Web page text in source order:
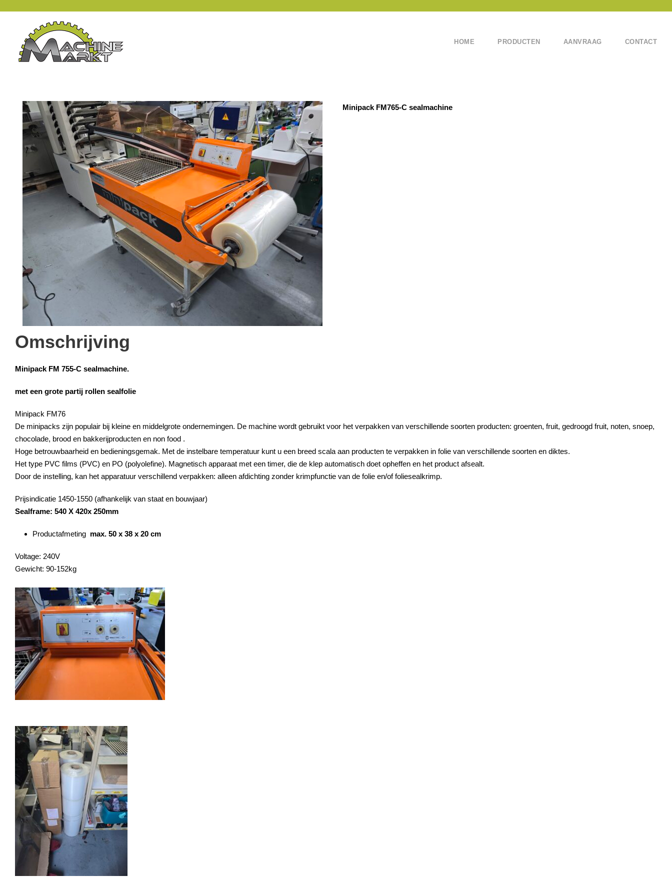
HOME PRODUCTEN AANVRAAG CONTACT
Minipack FM765-C sealmachine
Omschrijving
Minipack FM 755-C sealmachine.
met een grote partij rollen sealfolie
Minipack FM76
De minipacks zijn populair bij kleine en middelgrote ondernemingen. De machine wordt gebruikt voor het verpakken van verschillende soorten producten: groenten, fruit, gedroogd fruit, noten, snoep,
chocolade, brood en bakkerijproducten en non food .
Hoge betrouwbaarheid en bedieningsgemak. Met de instelbare temperatuur kunt u een breed scala aan producten te verpakken in folie van verschillende soorten en diktes.
Het type PVC films (PVC) en PO (polyolefine). Magnetisch apparaat met een timer, die de klep automatisch doet opheffen en het product afsealt.
Door de instelling, kan het apparatuur verschillend verpakken: alleen afdichting zonder krimpfunctie van de folie en/of foliesealkrimp.
Prijsindicatie 1450-1550 (afhankelijk van staat en bouwjaar)
Sealframe: 540 X 420x 250mm
Productafmeting max. 50 x 38 x 20 cm
Voltage: 240V
Gewicht: 90-152kg